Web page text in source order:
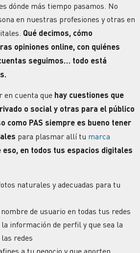
es dónde más tiempo pasamos. No
en nuestras profesiones y otras en
Qué decimos, cómo
opiniones online , con quiénes
seguimos… todo está
en cuenta que hay cuestiones que
o social y otras para el público
como PAS siempre es bueno tener
para plasmar allí tu marca
eso, en todos tus espacios digitales
naturales y adecuadas para tu
de usuario en todas tus redes
información de perfil y que sea la
redes
a tu negocio y que aporten